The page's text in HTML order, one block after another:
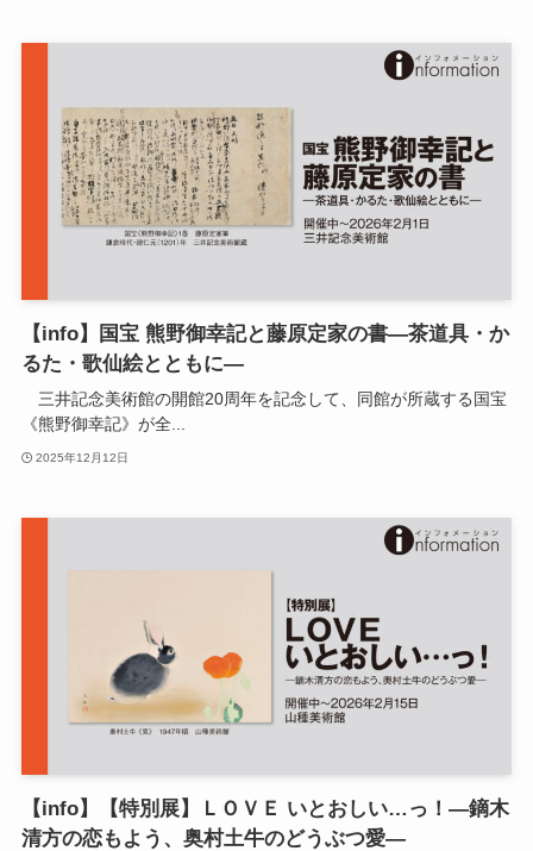
【info】国宝 熊野御幸記と藤原定家の書―茶道具・か
るた・歌仙絵とともに―
三井記念美術館の開館20周年を記念して、同館が所蔵する国宝
《熊野御幸記》が全...
2025年12月12日
【info】【特別展】ＬＯＶＥ いとおしい…っ！―鏑木
清方の恋もよう、奥村土牛のどうぶつ愛―